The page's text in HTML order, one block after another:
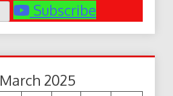
Subscribe
March 2025